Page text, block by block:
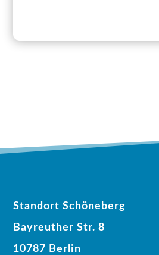
Standort Schöneberg
Bayreuther Str. 8
10787 Berlin